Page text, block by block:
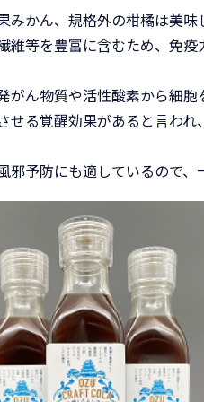
みかん、規格外の柑橘は美
維等を豊富に含むため、免
がん物質や活性酸素から細
せる覚醒効果があると言わ
邪予防にも適しているので、